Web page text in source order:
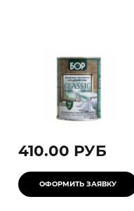
410.00 РУБ